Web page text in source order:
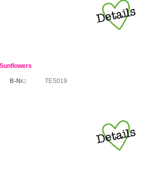
Sunflowers
B-Nr.: TES019